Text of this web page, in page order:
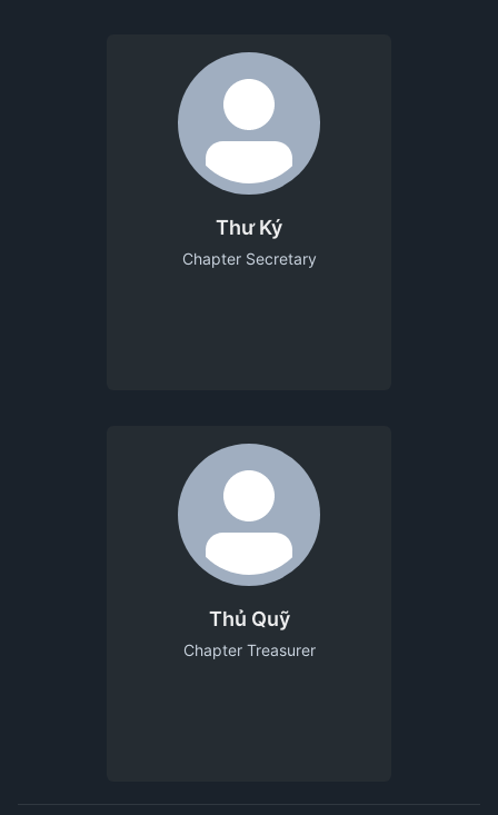
Thư Ký
Chapter Secretary
Thủ Quỹ
Chapter Treasurer